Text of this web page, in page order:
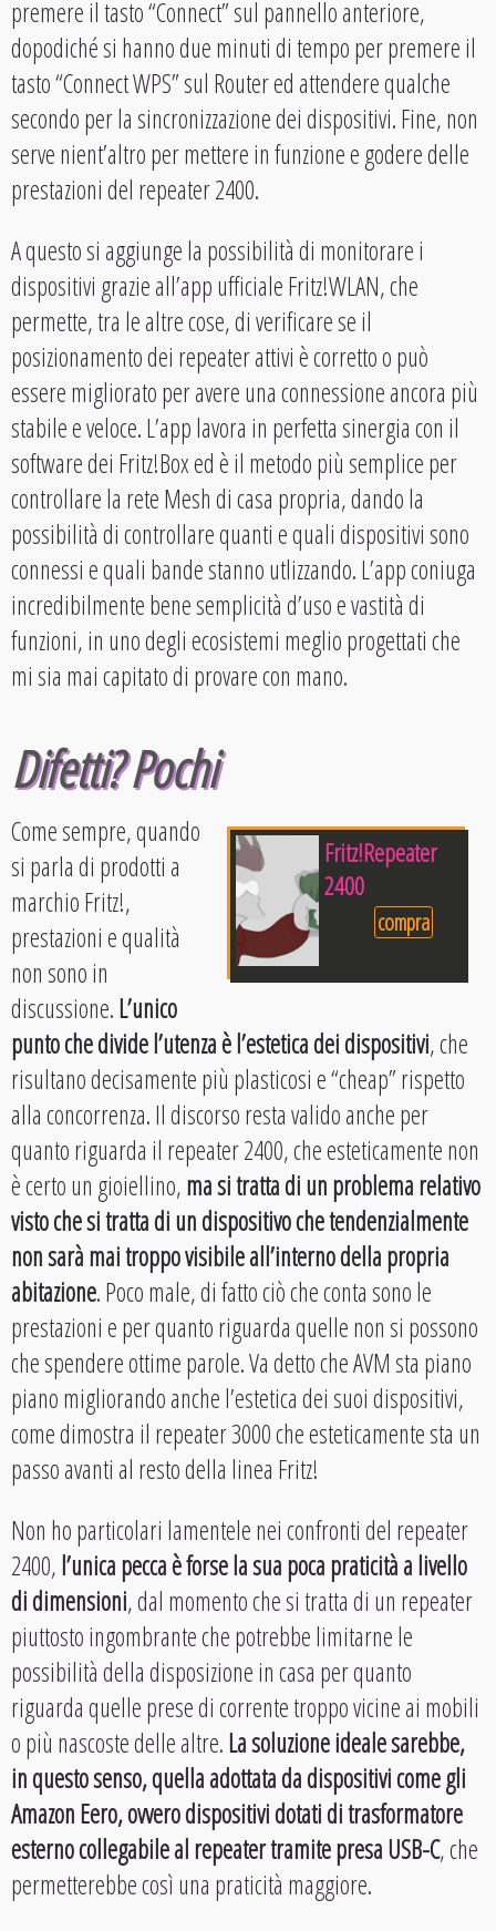
premere il tasto “Connect” sul pannello anteriore,
dopodiché si hanno due minuti di tempo per premere il
tasto “Connect WPS” sul Router ed attendere qualche
secondo per la sincronizzazione dei dispositivi. Fine, non
serve nient’altro per mettere in funzione e godere delle
prestazioni del repeater 2400.
A questo si aggiunge la possibilità di monitorare i
dispositivi grazie all’app ufficiale Fritz!WLAN, che
permette, tra le altre cose, di verificare se il
posizionamento dei repeater attivi è corretto o può
essere migliorato per avere una connessione ancora più
stabile e veloce. L’app lavora in perfetta sinergia con il
software dei Fritz!Box ed è il metodo più semplice per
controllare la rete Mesh di casa propria, dando la
possibilità di controllare quanti e quali dispositivi sono
connessi e quali bande stanno utlizzando. L’app coniuga
incredibilmente bene semplicità d’uso e vastità di
funzioni, in uno degli ecosistemi meglio progettati che
mi sia mai capitato di provare con mano.
Difetti? Pochi
Fritz!Repeater
2400
compra
Come sempre, quando
si parla di prodotti a
marchio Fritz!,
prestazioni e qualità
non sono in
discussione.L’unico
punto che divide l’utenza è l’estetica dei dispositivi, che
risultano decisamente più plasticosi e “cheap” rispetto
alla concorrenza. Il discorso resta valido anche per
quanto riguarda il repeater 2400, che esteticamente non
è certo un gioiellino,ma si tratta di un problema relativo
visto che si tratta di un dispositivo che tendenzialmente
non sarà mai troppo visibile all’interno della propria
abitazione. Poco male, di fatto ciò che conta sono le
prestazioni e per quanto riguarda quelle non si possono
che spendere ottime parole. Va detto che AVM sta piano
piano migliorando anche l’estetica dei suoi dispositivi,
come dimostra il repeater 3000 che esteticamente sta un
passo avanti al resto della linea Fritz!
Non ho particolari lamentele nei confronti del repeater
2400,l’unica pecca è forse la sua poca praticità a livello
di dimensioni, dal momento che si tratta di un repeater
piuttosto ingombrante che potrebbe limitarne le
possibilità della disposizione in casa per quanto
riguarda quelle prese di corrente troppo vicine ai mobili
o più nascoste delle altre.La soluzione ideale sarebbe,
in questo senso, quella adottata da dispositivi come gli
Amazon Eero, ovvero dispositivi dotati di trasformatore
esterno collegabile al repeater tramite presa USB-C, che
permetterebbe così una praticità maggiore.